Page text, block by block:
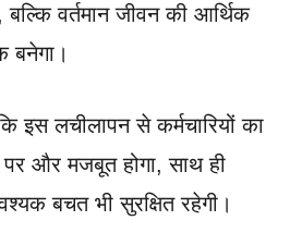
बल्कि वर्तमान जीवन की आर्थिक
बनेगा।
इस लचीलापन से कर्मचारियों का
पर और मजबूत होगा, साथ ही
बचत भी सुरक्षित रहेगी।